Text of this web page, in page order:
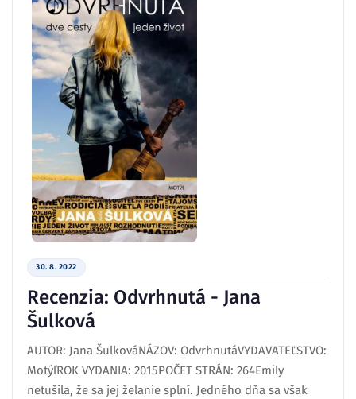
30. 8. 2022
Recenzia: Odvrhnutá - Jana
Šulková
AUTOR: Jana ŠulkováNÁZOV: OdvrhnutáVYDAVATEĽSTVO:
MotýľROK VYDANIA: 2015POČET STRÁN: 264Emily
netušila, že sa jej želanie splní. Jedného dňa sa však